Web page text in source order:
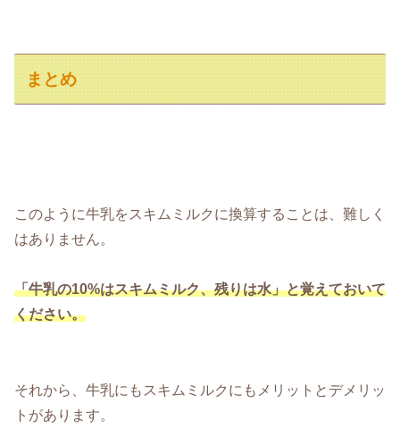
まとめ
このように牛乳をスキムミルクに換算することは、難しく
はありません。
「牛乳の10%はスキムミルク、残りは水」と覚えておいて
ください。
それから、牛乳にもスキムミルクにもメリットとデメリッ
トがあります。